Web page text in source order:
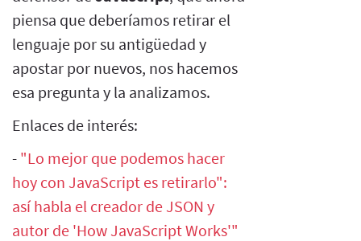
piensa que deberíamos retirar el
lenguaje por su antigüedad y
apostar por nuevos, nos hacemos
esa pregunta y la analizamos.
Enlaces de interés:
- "Lo mejor que podemos hacer
hoy con JavaScript es retirarlo":
así habla el creador de JSON y
autor de 'How JavaScript Works'"